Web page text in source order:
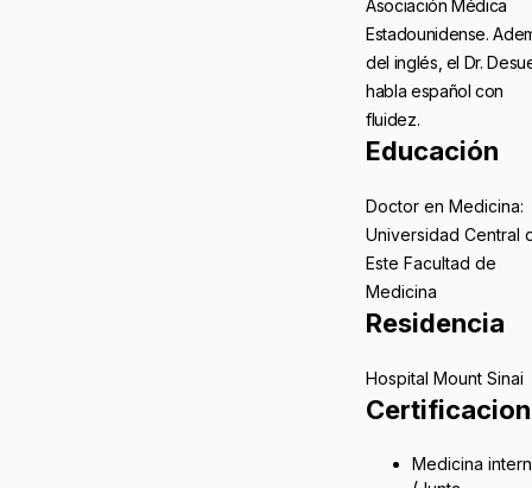
Asociación Médica
Estadounidense.
del inglés, el Dr.
habla español con
fluidez.
Educación
Doctor en Medicina:
Universidad Central
Este Facultad de
Medicina
Residencia
Hospital Mount Sinai
Medicina